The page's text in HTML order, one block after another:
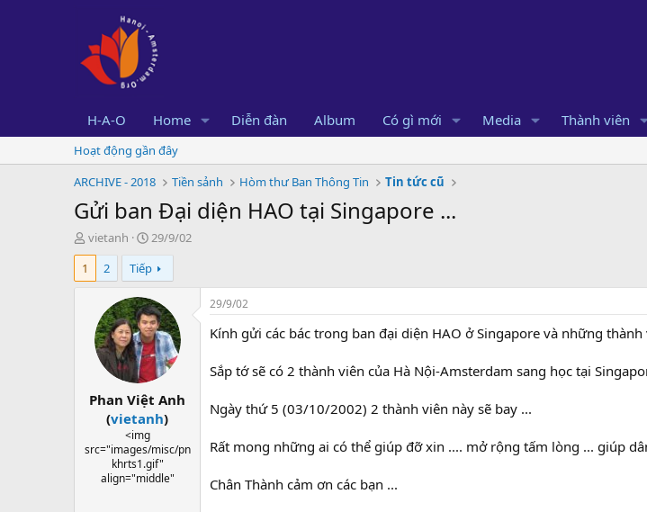
H-A-O Home Diễn đàn Album Có gì mới Media Thành viên
Hoạt động gần đây
ARCHIVE - 2018
Tiền sảnh Hòm thư Ban Thông Tin Tin tức cũ
Gửi ban Đại diện HAO tại Singapore ...
B
ắ
đ
vietanh
N
g
à
y
b
ắ
t
đ
ầ
u
29/9/02
1
2 Tiếp
Phan Việt Anh
(vietanh)
<img
src="images/misc/pn
khrts1.gif"
align="middle"
29/9/02
Kính gửi các bác trong ban đại diện HAO ở Singapore và những thành
Sắp tớ sẽ có 2 thành viên của Hà Nội-Amsterdam sang học tại
Ngày thứ 5 (03/10/2002) 2 thành viên này sẽ bay ...
Rất mong những ai có thể giúp đỡ xin .... mở rộng tấm lòng ... giúp
Chân Thành cảm ơn các bạn ...